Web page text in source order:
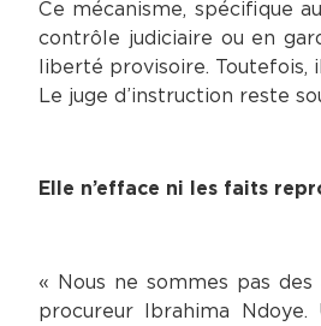
Ce mécanisme, spécifique
contrôle judiciaire ou en
liberté provisoire. Toutefois,
Le juge d’instruction reste
Elle n’efface ni les faits
« Nous ne sommes pas
procureur Ibrahima